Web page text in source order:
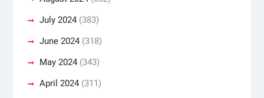
July 2024(383)
June 2024(318)
May 2024(343)
April 2024(311)